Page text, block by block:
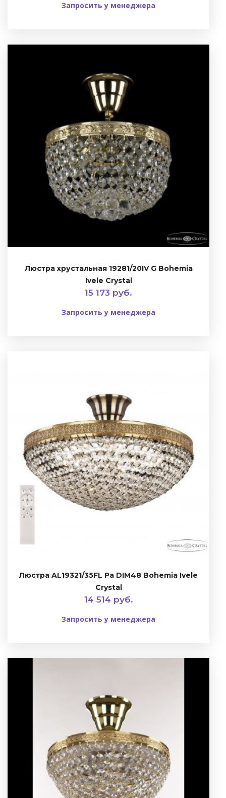
Запросить у менеджера
Люстра хрустальная 19281/20IV G Bohemia
Ivele Crystal
15 173 руб.
Запросить у менеджера
Люстра AL19321/35FL Pa DIM48 Bohemia Ivele
Crystal
14 514 руб.
Запросить у менеджера